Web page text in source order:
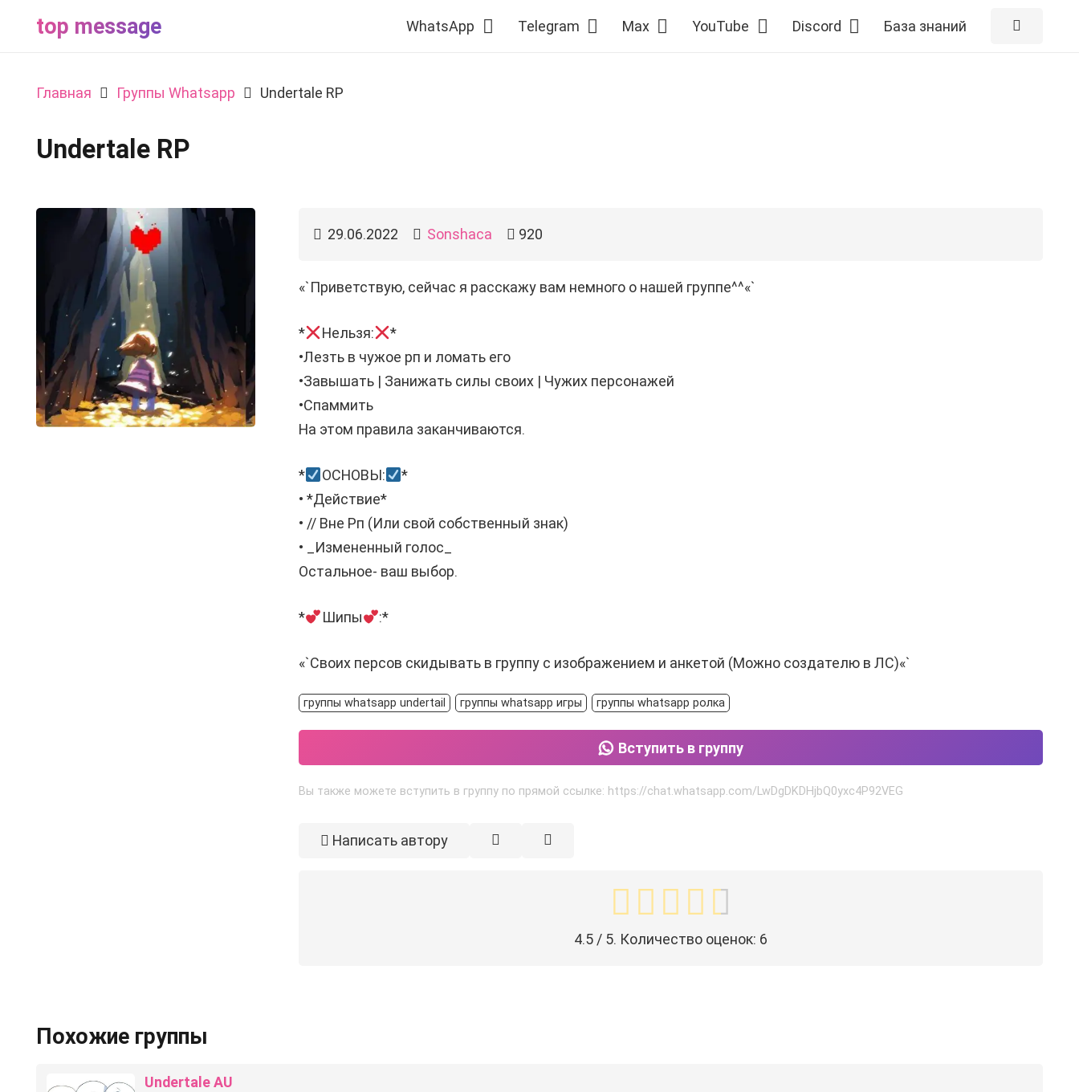
top message WhatsApp Telegram Max YouTube Discord База знаний
Главная Группы Whatsapp Undertale RP
Undertale RP
29.06.2022 Sonshaca 920
«`Приветствую, сейчас я расскажу вам немного о нашей группе^^«`
* Нельзя:
*
•Лезть в чужое рп и ломать его
•Завышать | Занижать силы своих | Чужих персонажей
•Спаммить
На этом правила заканчиваются.
* ОСНОВЫ:
*
• *Действие*
• // Вне Рп (Или свой собственный знак)
• _Измененный голос_
Остальное- ваш выбор.
* Шипы :*
«`Своих персов скидывать в группу с изображением и анкетой (Можно создателю в ЛС)«`
группы whatsapp undertail группы whatsapp игры группы whatsapp ролка
Вступить в группу
Вы также можете вступить в группу по прямой ссылке: https://chat.whatsapp.com/LwDgDKDHjbQ0yxc4P92VEG
Написать автору
4.5 / 5. Количество оценок: 6
Похожие группы
Undertale AU